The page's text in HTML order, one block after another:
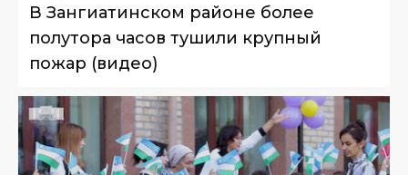
В Зангиатинском районе более
полутора часов тушили крупный
пожар (видео)